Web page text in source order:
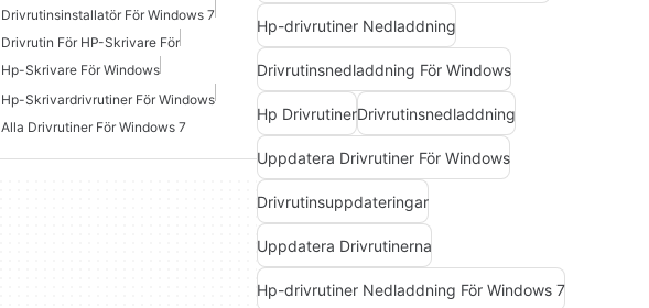
Drivrutinsinstallatör För Windows 7
Drivrutin För HP-Skrivare För
Hp-Skrivare För Windows
Hp-Skrivardrivrutiner För Windows
Alla Drivrutiner För Windows 7
Hp-drivrutiner Nedladdning
Drivrutinsnedladdning För Windows
Hp DrivrutinerDrivrutinsnedladdning
Uppdatera Drivrutiner För Windows
Drivrutinsuppdateringar
Uppdatera Drivrutinerna
Hp-drivrutiner Nedladdning För Windows 7